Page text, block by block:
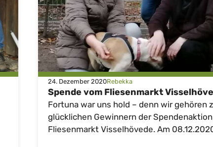
24. Dezember 2020Rebekka
Spende vom Fliesenmarkt
Fortuna war uns hold – denn wir gehören
glücklichen Gewinnern der
Fliesenmarkt Visselhövede. Am